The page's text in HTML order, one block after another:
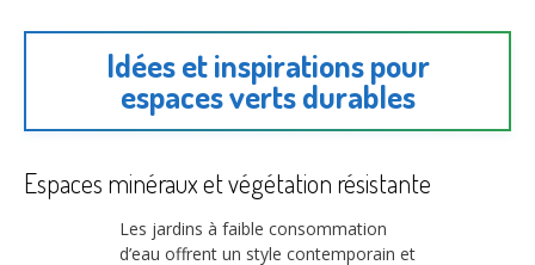
Idées et inspirations pour
espaces verts durables
Espaces minéraux et végétation résistante
Les jardins à faible consommation
d’eau offrent un style contemporain et